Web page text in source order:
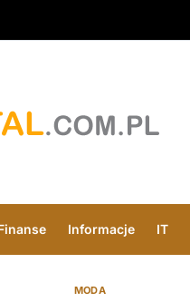
Informacje IT
MODA